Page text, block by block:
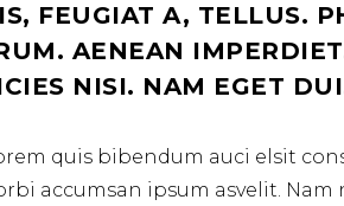
FEUGIAT A, TELLUS.
AENEAN
NISI. NAM EGET
quis bibendum auci elsit
accumsan ipsum asvelit.